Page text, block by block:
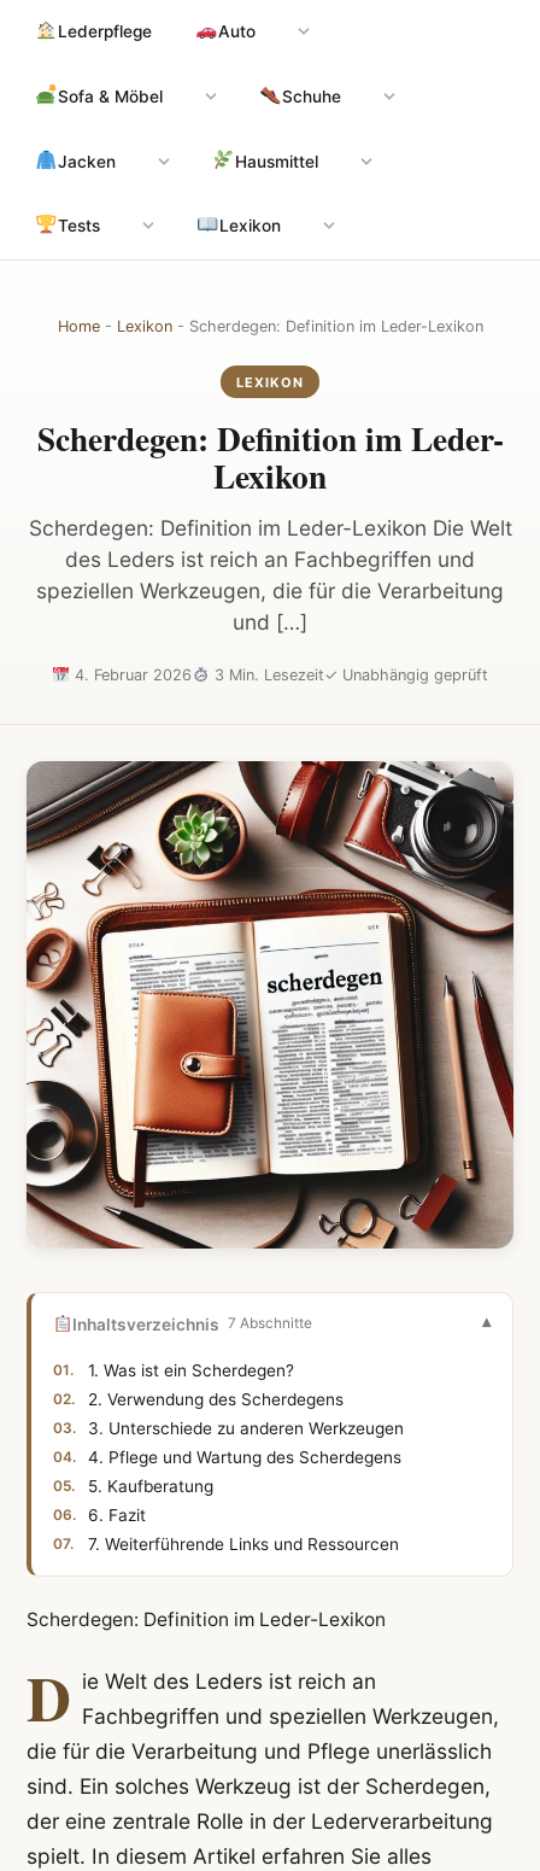
Inhalt
Lederpflege Auto
Sofa & Möbel Schuhe
Jacken Hausmittel
Tests Lexikon
Home- Lexikon- Scherdegen: Definition im Leder-Lexikon
LEXIKON
Scherdegen: Definition im Leder-
Lexikon
Scherdegen: Definition im Leder-Lexikon Die Welt
des Leders ist reich an Fachbegriffen und
speziellen Werkzeugen, die für die Verarbeitung
und […]
4. Februar 2026 3 Min. Lesezeit✓ Unabhängig geprüft
Inhaltsverzeichnis 7 Abschnitte
1. Was ist ein Scherdegen?
2. Verwendung des Scherdegens
3. Unterschiede zu anderen Werkzeugen
4. Pflege und Wartung des Scherdegens
5. Kaufberatung
6. Fazit
7. Weiterführende Links und Ressourcen
Scherdegen: Definition im Leder-Lexikon
D ie Welt des Leders ist reich an
Fachbegriffen und speziellen Werkzeugen,
die für die Verarbeitung und Pflege unerlässlich
sind. Ein solches Werkzeug ist der Scherdegen,
der eine zentrale Rolle in der Lederverarbeitung
spielt. In diesem Artikel erfahren Sie alles